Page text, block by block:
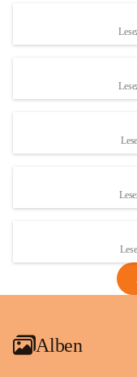
S
und den daraus
Maßnahmen zur
Rebe und der
Anhang VBl. EU
1 Seite•1,4 MB
VBl. EU Nr.
Alben